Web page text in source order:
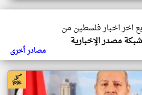
اخر اخبار فلسطين من
شبكة مصدر الإخبارية
مصادر أخرى